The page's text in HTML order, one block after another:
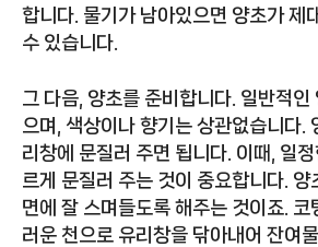
합니다. 물기가 남아있으면 양초가 제
수 있습니다.
그 다음, 양초를 준비합니다. 일반적인
으며, 색상이나 향기는 상관없습니다.
리창에 문질러 주면 됩니다. 이때, 일
르게 문질러 주는 것이 중요합니다. 양
면에 잘 스며들도록 해주는 것이죠. 코
러운 천으로 유리창을 닦아내어 잔여